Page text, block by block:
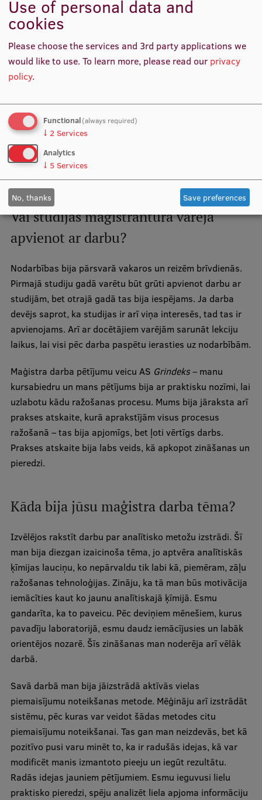
bija iespēja iepazīt katru zāļu
ražošanas ķēdes posmu. Sapratām,
ka farmaceits var strādāt jebkurā
no šiem posmiem, arī zāļu
izplatīšanā un kvalitātes kontrolē.
Iegūtās zināšanas ir vērtīgas un
universālas, tās var izmantot, arī
strādājot ārzemēs.
Vai studijas maģistrantūrā varēja
apvienot ar darbu?
Nodarbības bija pārsvarā vakaros un reizēm brīvdienās.
Pirmajā studiju gadā varētu būt grūti apvienot darbu ar
studijām, bet otrajā gadā tas bija iespējams. Ja darba
devējs saprot, ka studijas ir arī viņa interesēs, tad tas ir
apvienojams. Arī ar docētājiem varējām sarunāt lekciju
laikus, lai visi pēc darba paspētu ierasties uz nodarbībām.
Maģistra darba pētījumu veicu AS Grindeks– manu
kursabiedru un mans pētījums bija ar praktisku nozīmi, lai
uzlabotu kādu ražošanas procesu. Mums bija jāraksta arī
prakses atskaite, kurā aprakstījām visus procesus
ražošanā – tas bija apjomīgs, bet ļoti vērtīgs darbs.
Prakses atskaite bija labs veids, kā apkopot zināšanas un
pieredzi.
Kāda bija jūsu maģistra darba tēma?
Izvēlējos rakstīt darbu par analītisko metožu izstrādi. Šī
man bija diezgan izaicinoša tēma, jo aptvēra analītiskās
ķīmijas lauciņu, ko nepārvaldu tik labi kā, piemēram, zāļu
ražošanas tehnoloģijas. Zināju, ka tā man būs motivācija
iemācīties kaut ko jaunu analītiskajā ķīmijā. Esmu
gandarīta, ka to paveicu. Pēc deviņiem mēnešiem, kurus
pavadīju laboratorijā, esmu daudz iemācījusies un labāk
orientējos nozarē. Šīs zināšanas man noderēja arī vēlāk
darbā.
Savā darbā man bija jāizstrādā aktīvās vielas
piemaisījumu noteikšanas metode. Mēģināju arī izstrādāt
sistēmu, pēc kuras var veidot šādas metodes citu
piemaisījumu noteikšanai. Tas gan man neizdevās, bet kā
pozitīvo pusi varu minēt to, ka ir radušās idejas, kā var
modificēt manis izmantoto pieeju un iegūt rezultātu.
Radās idejas jauniem pētījumiem. Esmu ieguvusi lielu
praktisko pieredzi, spēju analizēt liela apjoma informāciju
Use of personal data and
cookies
Please choose the services and 3rd party applications we
would like to use.To learn more, please read our privacy
policy.
Functional(always required)
↓ 2 Services
Analytics
↓ 5 Services
No, thanks Save preferences